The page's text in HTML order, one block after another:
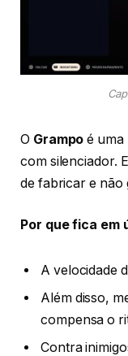
O Grampo é uma
com silenciador.
de fabricar e não
Por que fica em
A velocidade
Além disso,
compensa o
Contra